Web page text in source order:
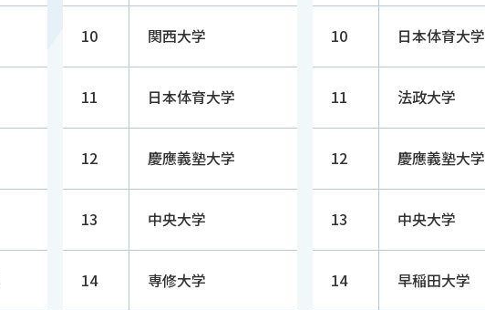
10 関西大学
11 日本体育大学
12 慶應義塾大学
13 中央大学
14 専修大学
10 日本体育大学
11 法政大学
12 慶應義塾大学
13 中央大学
14 早稲田大学